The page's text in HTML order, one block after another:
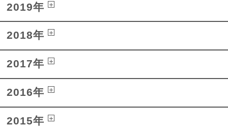
2019年
2018年
2017年
2016年
2015年